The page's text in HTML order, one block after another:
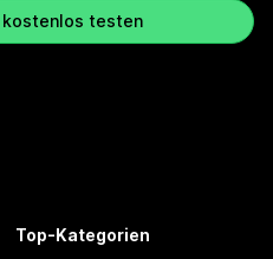
kostenlos testen
Top-Kategorien